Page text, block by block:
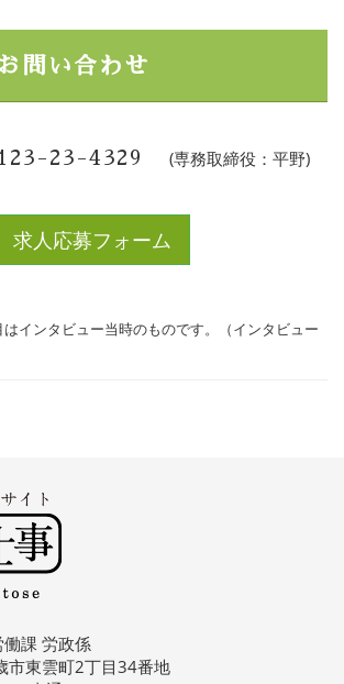
問い合わせ
23-4329 (専務取締役：平野)
求人応募フォーム
インタビュー当時のものです。（インタビュー
課 労政係
東雲町2丁目34番地